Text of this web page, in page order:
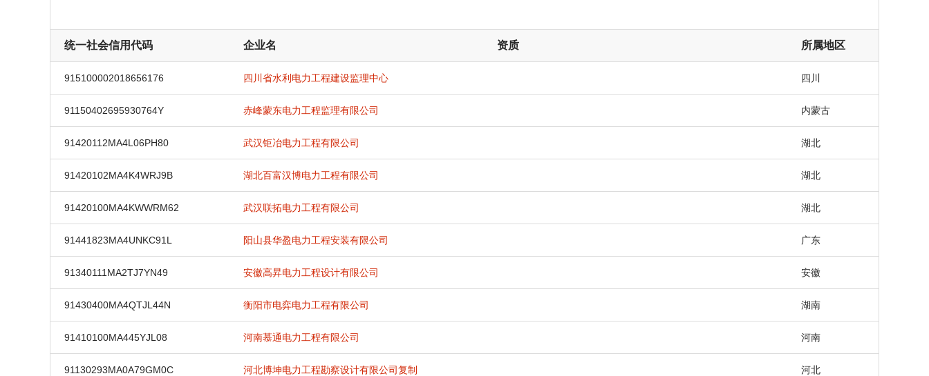
统一社会信用代码 企业名 资质 所属地区
915100002018656176 四川省水利电力工程建设监理中心 四川
91150402695930764Y 赤峰蒙东电力工程监理有限公司 内蒙古
91420112MA4L06PH80 武汉钜冶电力工程有限公司 湖北
91420102MA4K4WRJ9B 湖北百富汉博电力工程有限公司 湖北
91420100MA4KWWRM62 武汉联拓电力工程有限公司 湖北
91441823MA4UNKC91L 阳山县华盈电力工程安装有限公司 广东
91340111MA2TJ7YN49 安徽高昇电力工程设计有限公司 安徽
91430400MA4QTJL44N 衡阳市电弈电力工程有限公司 湖南
91410100MA445YJL08 河南慕通电力工程有限公司 河南
91130293MA0A79GM0C 河北博坤电力工程勘察设计有限公司复制 河北